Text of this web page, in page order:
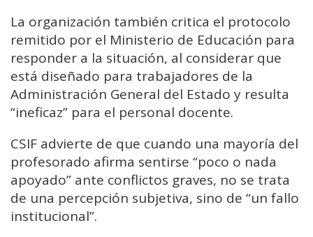
La organización también critica el protocolo
remitido por el Ministerio de Educación para
responder a la situación, al considerar que
está diseñado para trabajadores de la
Administración General del Estado y resulta
“ineficaz” para el personal docente.
CSIF advierte de que cuando una mayoría del
profesorado afirma sentirse “poco o nada
apoyado” ante conflictos graves, no se trata
de una percepción subjetiva, sino de “un fallo
institucional”.